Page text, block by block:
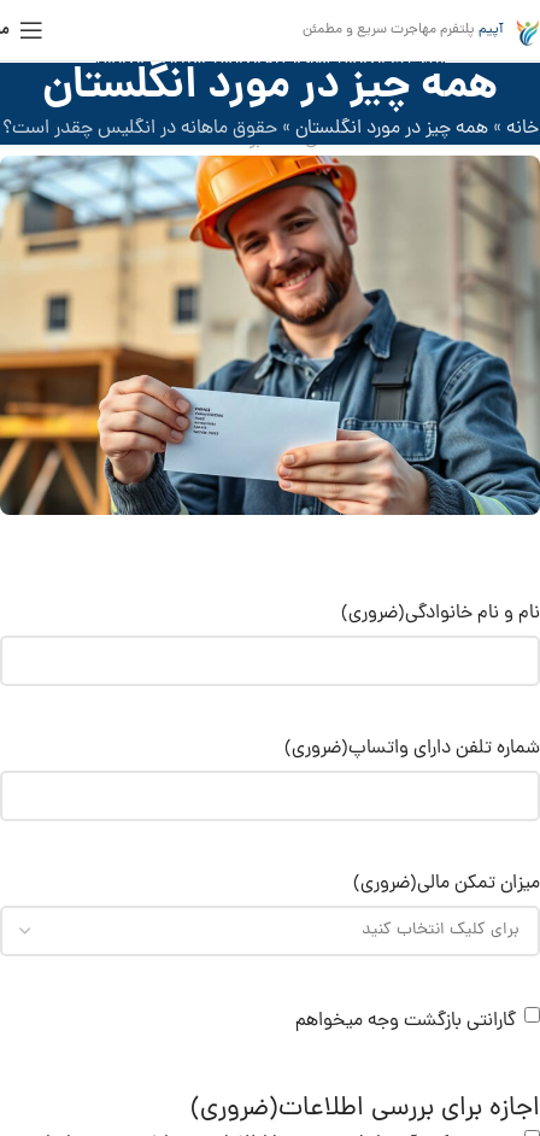
آپیم پلتفرم مهاجرت سریع و مطمئن
همه چیز در مورد انگلستان
خانه »همه چیز در مورد انگلستان »حقوق ماهانه در انگلیس چقدر است؟
زندگی در انگلیس,مهاجرت به انگلیس,ویزای کار انگلیس
حقوق ماهانه در انگلیس چقدر است؟
فعال دسامبر 2024
نام و نام خانوادگی(ضروری)
شماره تلفن دارای واتساپ(ضروری)
میزان تمکن مالی(ضروری)
گارانتی بازگشت وجه میخواهم
اجازه برای بررسی اطلاعات(ضروری)